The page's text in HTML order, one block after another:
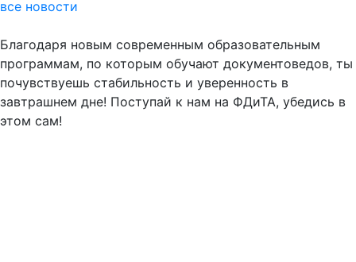
все новости
Благодаря новым современным образовательным
программам, по которым обучают документоведов, ты
почувствуешь стабильность и уверенность в
завтрашнем дне! Поступай к нам на ФДиТА, убедись в
этом сам!